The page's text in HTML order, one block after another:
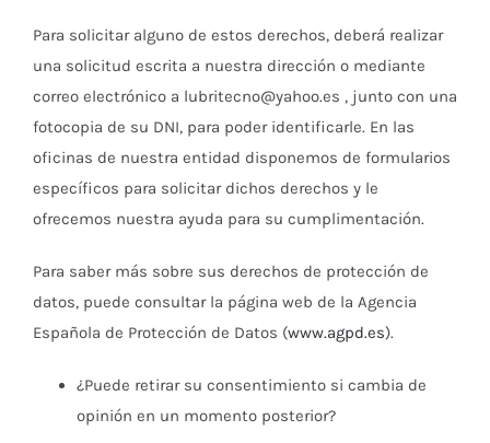
Para solicitar alguno de estos derechos, deberá realizar
una solicitud escrita a nuestra dirección o mediante
correo electrónico a lubritecno@yahoo.es , junto con una
fotocopia de su DNI, para poder identificarle. En las
oficinas de nuestra entidad disponemos de formularios
específicos para solicitar dichos derechos y le
ofrecemos nuestra ayuda para su cumplimentación.
Para saber más sobre sus derechos de protección de
datos, puede consultar la página web de la Agencia
Española de Protección de Datos (www.agpd.es).
¿Puede retirar su consentimiento si cambia de
opinión en un momento posterior?